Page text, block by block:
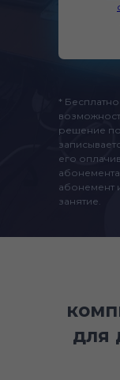
*
решение по
его
абонемент
занятие.
для